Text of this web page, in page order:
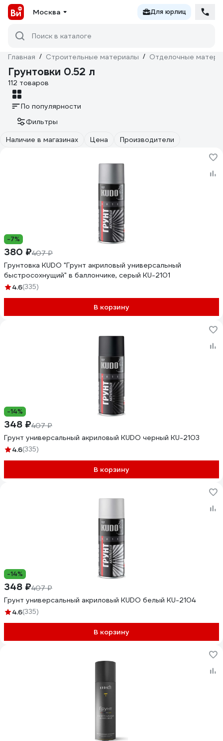
Москва Для юрлиц
Поиск в каталоге
Главная / Строительные материалы / Отделочные
Грунтовки 0.52 л
112 товаров
По популярности
Фильтры
Наличие в магазинах
Цена Производители
-7%
380 ₽407 ₽
Грунтовка KUDO "Грунт акриловый универсальный
быстросохнущий" в баллончике, серый KU-2101
4.6(335)
В корзину
-14%
348 ₽407 ₽
Грунт универсальный акриловый KUDO черный KU-2103
4.6(335)
В корзину
-14%
348 ₽407 ₽
Грунт универсальный акриловый KUDO белый KU-2104
4.6(335)
В корзину